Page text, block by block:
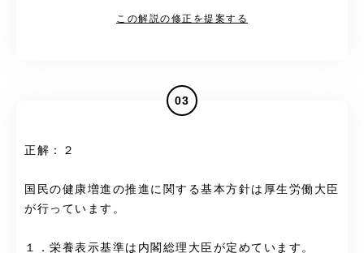
この解説の修正を提案する
03
正解：２
国民の健康増進の推進に関する基本方針は厚生労働大臣
が行っています。
１．栄養表示基準は内閣総理大臣が定めています。